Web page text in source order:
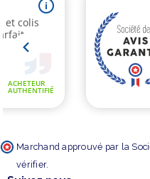
Marchand approuvé par la
vérifier.